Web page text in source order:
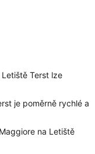
Terst lze
je poměrně rychlé a
na Letiště